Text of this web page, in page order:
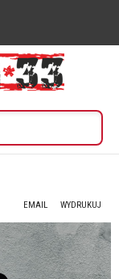
WYDRUKUJ
EMAIL